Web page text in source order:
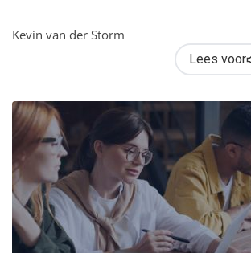
Kevin van der Storm
Lees voor